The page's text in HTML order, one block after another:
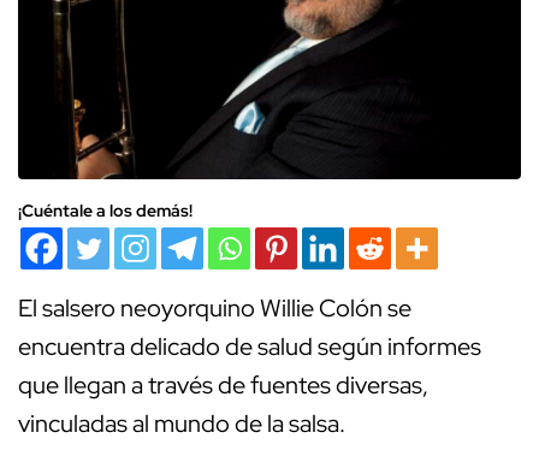
¡Cuéntale a los demás!
El salsero neoyorquino Willie Colón se
encuentra delicado de salud según informes
que llegan a través de fuentes diversas,
vinculadas al mundo de la salsa.